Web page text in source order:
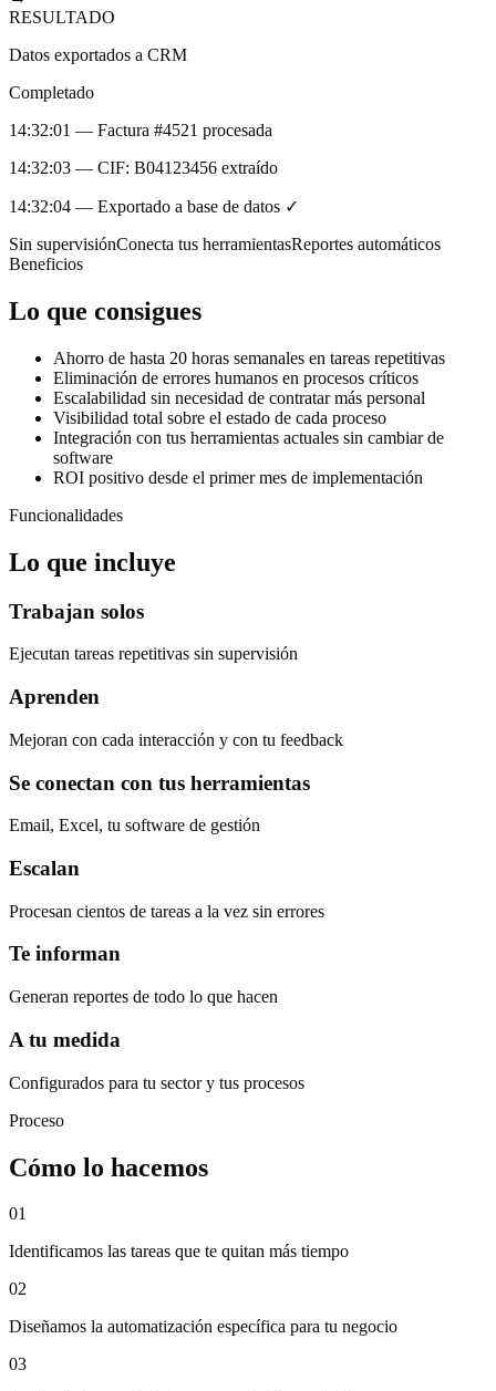
RESULTADO
Datos exportados a CRM
Completado
14:32:01 — Factura #4521 procesada
14:32:03 — CIF: B04123456 extraído
14:32:04 — Exportado a base de datos ✓
Sin supervisiónConecta tus herramientasReportes automáticos
Beneficios
Lo que consigues
Ahorro de hasta 20 horas semanales en tareas repetitivas
Eliminación de errores humanos en procesos críticos
Escalabilidad sin necesidad de contratar más personal
Visibilidad total sobre el estado de cada proceso
Integración con tus herramientas actuales sin cambiar de
software
ROI positivo desde el primer mes de implementación
Funcionalidades
Lo que incluye
Trabajan solos
Ejecutan tareas repetitivas sin supervisión
Aprenden
Mejoran con cada interacción y con tu feedback
Se conectan con tus herramientas
Email, Excel, tu software de gestión
Escalan
Procesan cientos de tareas a la vez sin errores
Te informan
Generan reportes de todo lo que hacen
A tu medida
Configurados para tu sector y tus procesos
Proceso
Cómo lo hacemos
01
Identificamos las tareas que te quitan más tiempo
02
Diseñamos la automatización específica para tu negocio
03